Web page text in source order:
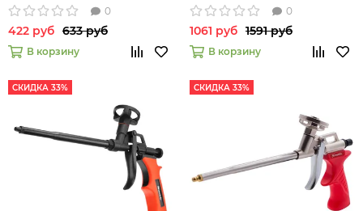
зубчатый шток 7 мм Matrix
0
422 руб 633 руб
В корзину
0
1061 руб 1591 руб
В корзину
СКИДКА 33% СКИДКА 33%